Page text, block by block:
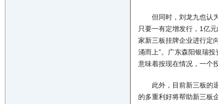
但同时，刘龙九也认为
只要一有定增发行，1亿
家新三板挂牌企业进行定
涌而上”。广东森阳银瑞
意味着按现在情况，一个
此外，目前新三板的退
的多重利好将帮助新三板